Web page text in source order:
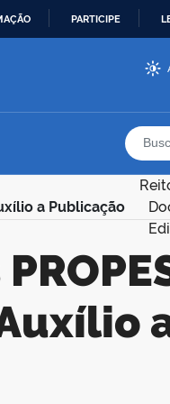
PARTICIPE
a Publicação